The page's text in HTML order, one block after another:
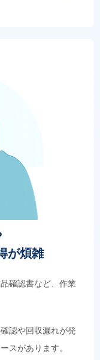
が煩雑
確認書など、作業
認や回収漏れが発
スがあります。